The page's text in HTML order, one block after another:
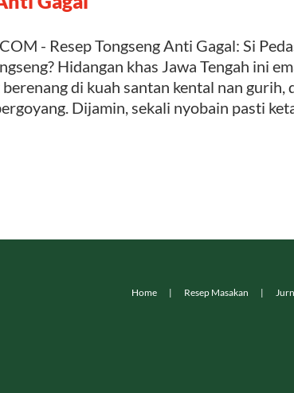
- Resep Tongseng Anti Gagal: Si
Hidangan khas Jawa Tengah ini
di kuah santan kental nan
Dijamin, sekali nyobain pasti
Home Resep Masakan